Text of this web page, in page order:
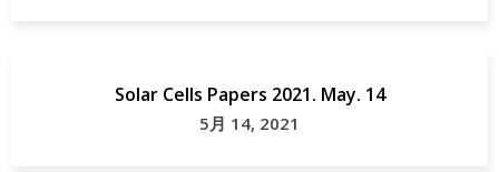
Solar Cells Papers 2021. May. 14
5月 14, 2021